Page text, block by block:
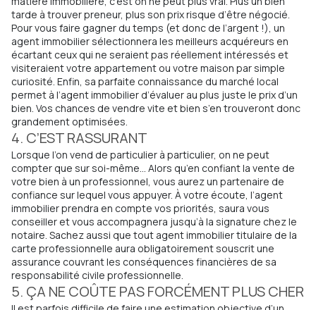
tarde à trouver preneur, plus son prix risque d’être négocié.
Pour vous faire gagner du temps (et donc de l’argent !), un
agent immobilier sélectionnera les meilleurs acquéreurs en
écartant ceux qui ne seraient pas réellement intéressés et
visiteraient votre appartement ou votre maison par simple
curiosité. Enfin, sa parfaite connaissance du marché local
permet à l’agent immobilier d’évaluer au plus juste le prix d’un
bien. Vos chances de vendre vite et bien s’en trouveront donc
grandement optimisées.
4. C’EST RASSURANT
Lorsque l’on vend de particulier à particulier, on ne peut
compter que sur soi-même… Alors qu’en confiant la vente de
votre bien à un professionnel, vous aurez un partenaire de
confiance sur lequel vous appuyer. À votre écoute, l’agent
immobilier prendra en compte vos priorités, saura vous
conseiller et vous accompagnera jusqu’à la signature chez le
notaire. Sachez aussi que tout agent immobilier titulaire de la
carte professionnelle aura obligatoirement souscrit une
assurance couvrant les conséquences financières de sa
responsabilité civile professionnelle.
5. ÇA NE COÛTE PAS FORCÉMENT PLUS CHER